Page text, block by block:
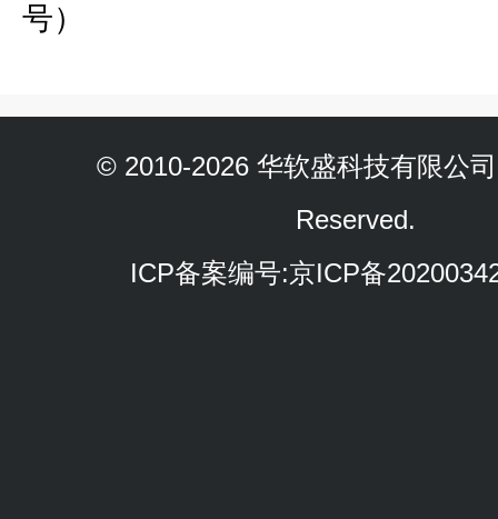
号）
© 2010-2026 华软盛科技有限公
Reserved.
ICP备案编号:京ICP备